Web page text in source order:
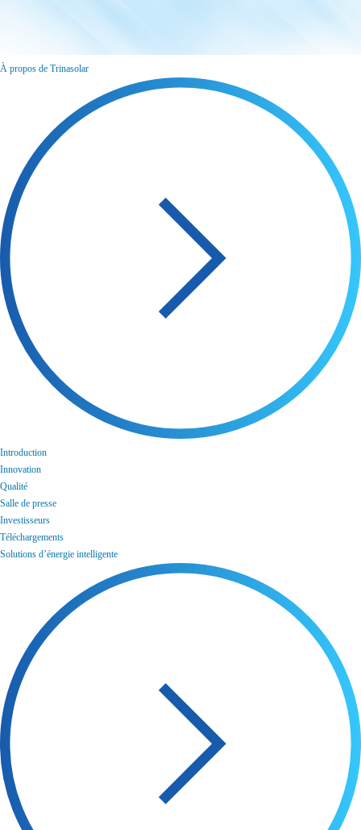
À propos de Trinasolar
Introduction
Innovation
Qualité
Salle de presse
Investisseurs
Téléchargements
Solutions d’énergie intelligente